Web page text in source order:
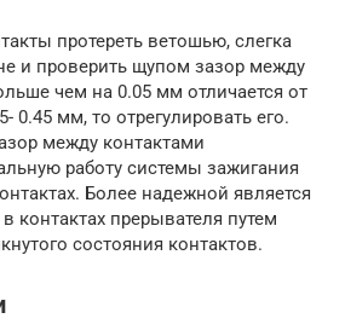
протереть ветошью, слегка
и проверить щупом зазор между
чем на 0.05 мм отличается от
0.45 мм, то отрегулировать его.
между контактами
работу системы зажигания
Более надежной является
контактах прерывателя путем
состояния контактов.